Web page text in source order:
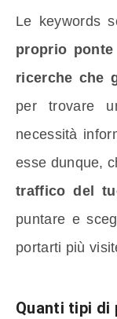
Le keywords
proprio
ricerche che
per trovare
necessità
esse dunque,
traffico del
puntare e
portarti più
Quanti tipi di